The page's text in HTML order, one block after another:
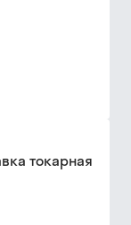
токарная